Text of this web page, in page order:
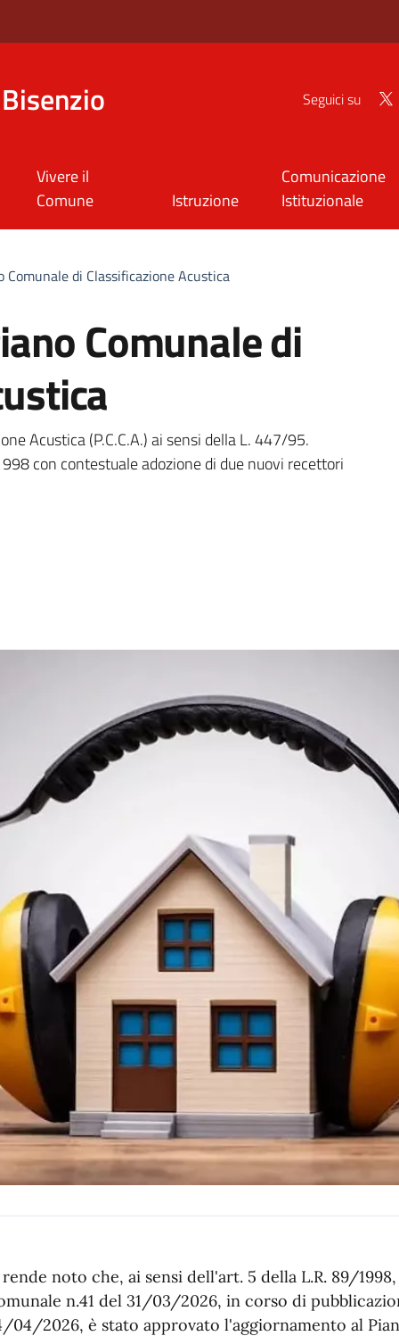
Seguici su
Vivere il
Comune
Istruzione
Comunicazione
Istituzionale
di Classificazione Acustica
Comunale di
Comunale di
Acustica (P.C.C.A.) ai sensi della L. 447/95.
con contestuale adozione di due nuovi recettori
rende noto che, ai sensi dell'art. 5 della L.R. 89/
n.41 del 31/03/2026, in corso di
04/2026, è stato approvato l'aggiornamento al